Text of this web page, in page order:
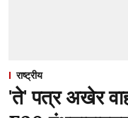
राष्ट्रीय
'ते' पत्र अखेर